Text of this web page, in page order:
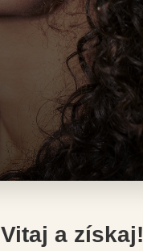
Vitaj a získaj!